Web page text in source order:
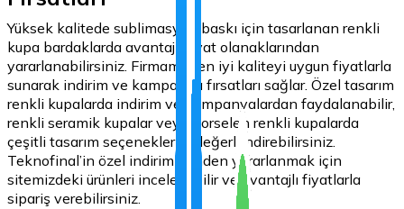
Yüksek kalitede sublimasyon baskı için tasarlanan renkli
kupa bardaklarda avantajlı fiyat olanaklarından
yararlanabilirsiniz. Firmamız, en iyi kaliteyi uygun fiyatlarla
sunarak indirim ve kampanya fırsatları sağlar. Özel tasarım
renkli kupalarda indirim ve kampanyalardan faydalanabilir,
renkli seramik kupalar veya porselen renkli kupalarda
çeşitli tasarım seçeneklerini değerlendirebilirsiniz.
Teknofinal’in özel indirimlerinden yararlanmak için
sitemizdeki ürünleri inceleyebilir ve avantajlı fiyatlarla
sipariş verebilirsiniz.